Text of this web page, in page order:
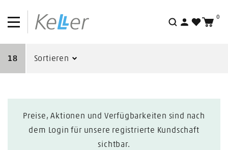
Suche
0
18 Sortieren
Preise, Aktionen und Verfügbarkeiten sind nach
dem Login für unsere registrierte Kundschaft
sichtbar.